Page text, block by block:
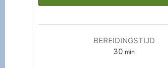
BEREIDINGSTIJD
30 min